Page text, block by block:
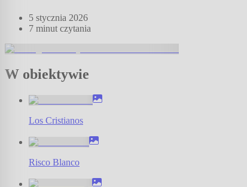
5 stycznia 2026
7 minut czytania
W obiektywie
Los Cristianos
Risco Blanco